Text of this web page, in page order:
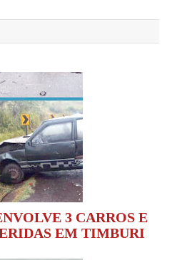
3 CARROS E
EM TIMBURI